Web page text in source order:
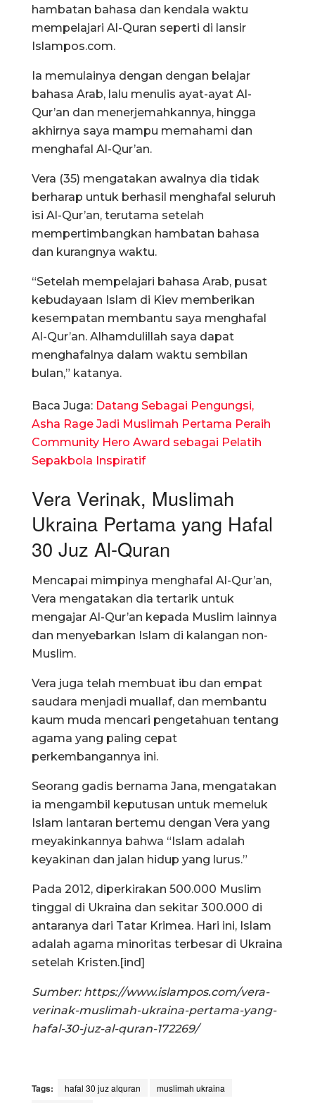
hambatan bahasa dan kendala waktu
mempelajari Al-Quran seperti di lansir
Islampos.com.
Ia memulainya dengan dengan belajar
bahasa Arab, lalu menulis ayat-ayat Al-
Qur’an dan menerjemahkannya, hingga
akhirnya saya mampu memahami dan
menghafal Al-Qur’an.
Vera (35) mengatakan awalnya dia tidak
berharap untuk berhasil menghafal seluruh
isi Al-Qur’an, terutama setelah
mempertimbangkan hambatan bahasa
dan kurangnya waktu.
“Setelah mempelajari bahasa Arab, pusat
kebudayaan Islam di Kiev memberikan
kesempatan membantu saya menghafal
Al-Qur’an. Alhamdulillah saya dapat
menghafalnya dalam waktu sembilan
bulan,” katanya.
Baca Juga: Datang Sebagai Pengungsi,
Asha Rage Jadi Muslimah Pertama Peraih
Community Hero Award sebagai Pelatih
Sepakbola Inspiratif
Vera Verinak, Muslimah
Ukraina Pertama yang Hafal
30 Juz Al-Quran
Mencapai mimpinya menghafal Al-Qur’an,
Vera mengatakan dia tertarik untuk
mengajar Al-Qur’an kepada Muslim lainnya
dan menyebarkan Islam di kalangan non-
Muslim.
Vera juga telah membuat ibu dan empat
saudara menjadi muallaf, dan membantu
kaum muda mencari pengetahuan tentang
agama yang paling cepat
perkembangannya ini.
Seorang gadis bernama Jana, mengatakan
ia mengambil keputusan untuk memeluk
Islam lantaran bertemu dengan Vera yang
meyakinkannya bahwa “Islam adalah
keyakinan dan jalan hidup yang lurus.”
Pada 2012, diperkirakan 500.000 Muslim
tinggal di Ukraina dan sekitar 300.000 di
antaranya dari Tatar Krimea. Hari ini, Islam
adalah agama minoritas terbesar di Ukraina
setelah Kristen.[ind]
Sumber: https://www.islampos.com/vera-
verinak-muslimah-ukraina-pertama-yang-
hafal-30-juz-al-quran-172269/
Tags: hafal 30 juz alquran
muslimah ukraina